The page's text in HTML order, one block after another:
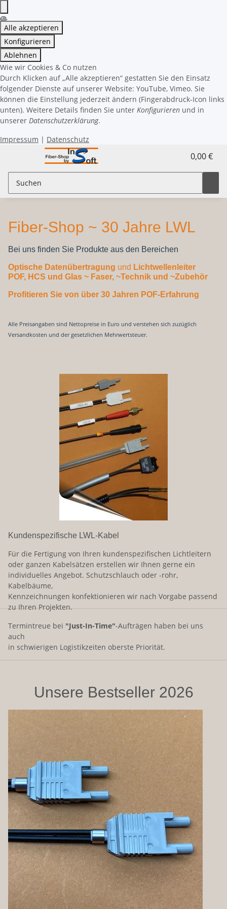
Alle akzeptieren
Konfigurieren
Ablehnen
Wie wir Cookies & Co nutzen
Durch Klicken auf „Alle akzeptieren“ gestatten Sie den Einsatz
folgender Dienste auf unserer Website: YouTube, Vimeo. Sie
können die Einstellung jederzeit ändern (Fingerabdruck-Icon links
unten). Weitere Details finden Sie unter Konfigurieren und in
unserer Datenschutzerklärung.
Impressum | Datenschutz
0,00 €
Fiber-Shop ~ 30 Jahre LWL
Bei uns finden Sie Produkte aus den Bereichen
Optische Datenübertragung und Lichtwellenleiter
POF, HCS und Glas ~ Faser, ~Technik und ~Zubehör
Profitieren Sie von über 30 Jahren POF-Erfahrung
Alle Preisangaben sind Nettopreise in Euro und verstehen sich zuzüglich
Versandkosten und der gesetzlichen Mehrwertsteuer.
Kundenspezifische LWL-Kabel
Für die Fertigung von Ihren kundenspezifischen Lichtleitern
oder ganzen Kabelsätzen erstellen wir Ihnen gerne ein
individuelles Angebot. Schutzschlauch oder -rohr,
Kabelbäume,
Kennzeichnungen konfektionieren wir nach Vorgabe passend
zu Ihren Projekten.
Termintreue bei "Just-In-Time"-Aufträgen haben bei uns
auch
in schwierigen Logistikzeiten oberste Priorität.
Unsere Bestseller 2026